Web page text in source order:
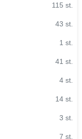
115 st.
43 st.
1 st.
41 st.
4 st.
14 st.
3 st.
7 st.